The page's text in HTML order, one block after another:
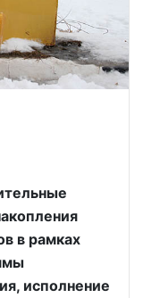
в рамках
исполнение